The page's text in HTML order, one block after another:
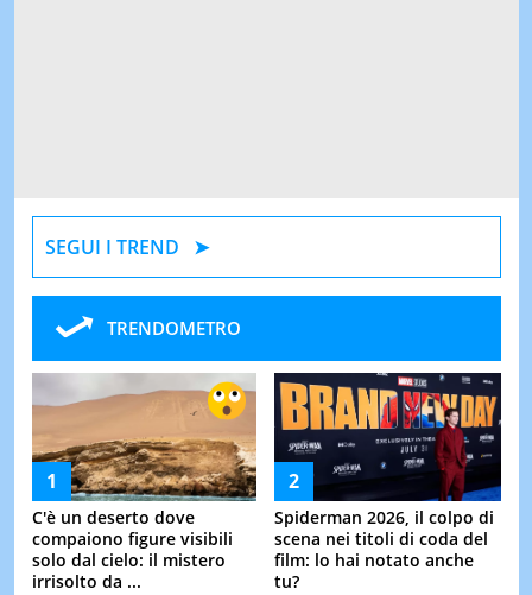
SEGUI I TREND
TRENDOMETRO
C'è un deserto dove
compaiono figure visibili
solo dal cielo: il mistero
irrisolto da ...
Spiderman 2026, il colpo di
scena nei titoli di coda del
film: lo hai notato anche
tu?